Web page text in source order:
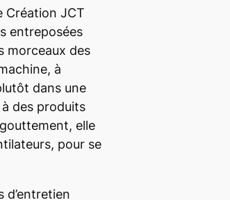
Création JCT
entreposées
morceaux des
à
dans une
à des produits
elle
pour se
d’entretien